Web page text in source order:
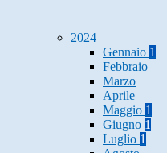
2024
Gennaio 1
Febbraio
Marzo
Aprile
Maggio 1
Giugno 1
Luglio 1